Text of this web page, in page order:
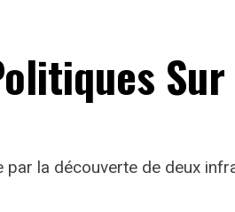
la découverte de deux